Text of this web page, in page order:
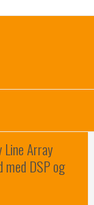
Array
med DSP og